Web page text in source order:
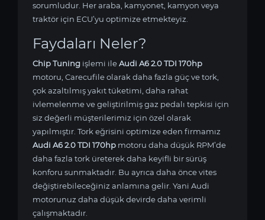
sorumludur. Her araba, kamyonet, kamyon veya
traktör için ECU’yu optimize etmekteyiz.
Faydaları Neler?
Chip Tuning işlemi ileAudi A6 2.0 TDI 170hp
motoru, Carecufile olarak daha fazla güç ve tork,
çok azaltılmış yakıt tüketimi, daha rahat
ivlemelenme ve geliştirilmiş gaz pedalı tepkisi için
siz değerli müşterilerimiz için özel olarak
yapılmıştır. Tork eğrisini optimize eden firmamız
Audi A6 2.0 TDI 170hp motoru daha düşük RPM’de
daha fazla tork üreterek daha keyifli bir sürüş
konforu sunmaktadır. Bu ayrıca daha önce vites
değiştirebileceğiniz anlamına gelir. Yani Audi
motorunuz daha düşük devirde daha verimli
çalışmaktadır.